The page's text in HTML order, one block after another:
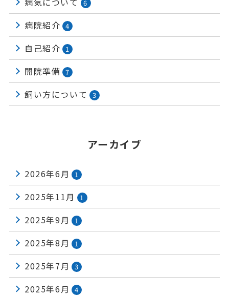
6
病院紹介 4
自己紹介 1
開院準備 7
飼い方について 3
アーカイブ
2026年6月 1
2025年11月 1
2025年9月 1
2025年8月 1
2025年7月 3
2025年6月 4